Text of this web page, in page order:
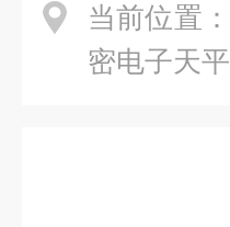
当前位置：
密电子天平